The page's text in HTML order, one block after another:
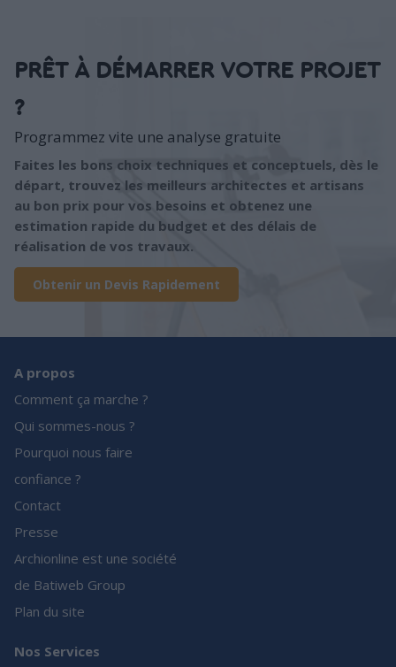
PRÊT À DÉMARRER VOTRE PROJET
?
Programmez vite une analyse gratuite
Faites les bons choix techniques et conceptuels, dès le
départ, trouvez les meilleurs architectes et artisans
au bon prix pour vos besoins et obtenez une
estimation rapide du budget et des délais de
réalisation de vos travaux.
Obtenir un Devis Rapidement
A propos
Comment ça marche ?
Qui sommes-nous ?
Pourquoi nous faire
confiance ?
Contact
Presse
Archionline est une société
de Batiweb Group
Plan du site
Nos Services